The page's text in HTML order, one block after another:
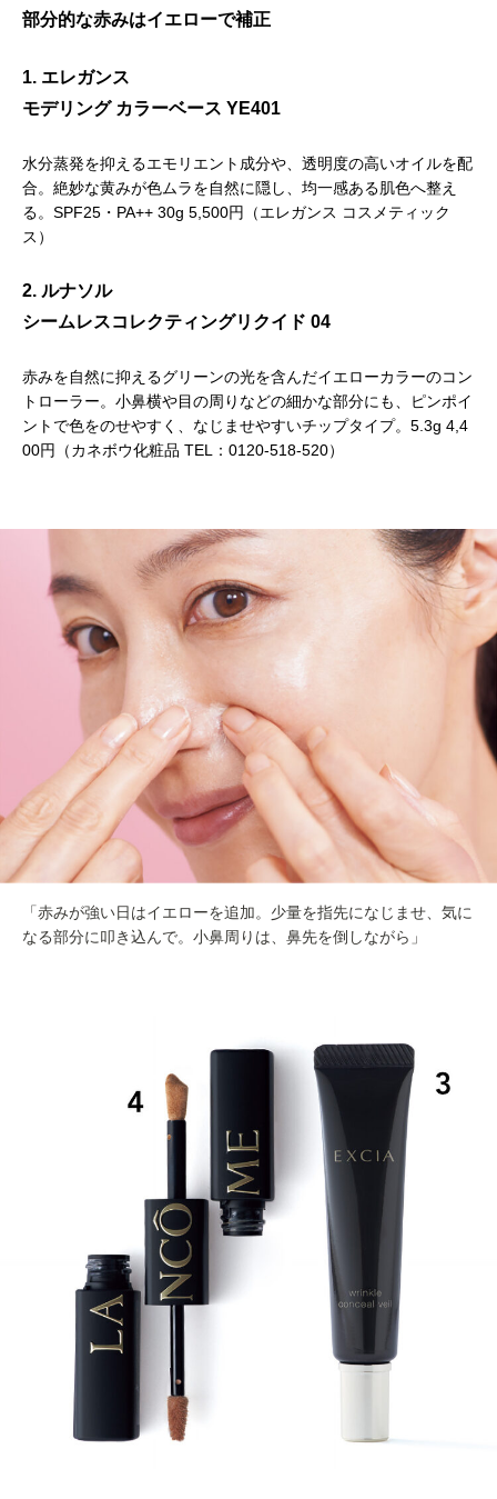
部分的な赤みはイエローで補正
1. エレガンス
モデリング カラーベース YE401
水分蒸発を抑えるエモリエント成分や、透明度の高いオイルを配
合。絶妙な黄みが色ムラを自然に隠し、均一感ある肌色へ整え
る。SPF25・PA++ 30g 5,500円（エレガンス コスメティック
ス）
2. ルナソル
シームレスコレクティングリクイド 04
赤みを自然に抑えるグリーンの光を含んだイエローカラーのコン
トローラー。小鼻横や目の周りなどの細かな部分にも、ピンポイ
ントで色をのせやすく、なじませやすいチップタイプ。5.3g 4,4
00円（カネボウ化粧品 TEL：0120-518-520）
「赤みが強い日はイエローを追加。少量を指先になじませ、気に
なる部分に叩き込んで。小鼻周りは、鼻先を倒しながら」